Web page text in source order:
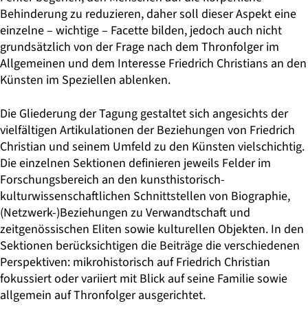
Behinderung zu reduzieren, daher soll dieser Aspekt eine
einzelne – wichtige – Facette bilden, jedoch auch nicht
grundsätzlich von der Frage nach dem Thronfolger im
Allgemeinen und dem Interesse Friedrich Christians an den
Künsten im Speziellen ablenken.
Die Gliederung der Tagung gestaltet sich angesichts der
vielfältigen Artikulationen der Beziehungen von Friedrich
Christian und seinem Umfeld zu den Künsten vielschichtig.
Die einzelnen Sektionen definieren jeweils Felder im
Forschungsbereich an den kunsthistorisch-
kulturwissenschaftlichen Schnittstellen von Biographie,
(Netzwerk-)Beziehungen zu Verwandtschaft und
zeitgenössischen Eliten sowie kulturellen Objekten. In den
Sektionen berücksichtigen die Beiträge die verschiedenen
Perspektiven: mikrohistorisch auf Friedrich Christian
fokussiert oder variiert mit Blick auf seine Familie sowie
allgemein auf Thronfolger ausgerichtet.